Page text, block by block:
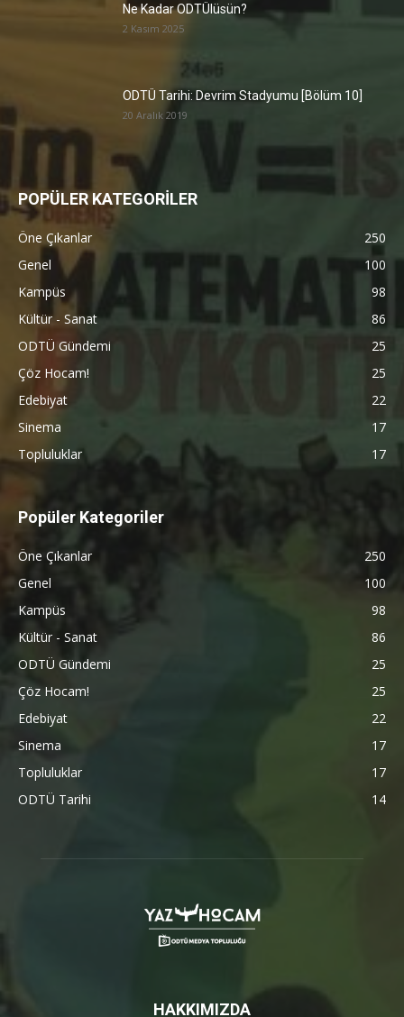
Ne Kadar ODTÜlüsün?
2 Kasım 2025
ODTÜ Tarihi: Devrim Stadyumu [Bölüm 10]
20 Aralık 2019
POPÜLER KATEGORİLER
Öne Çıkanlar
250
Genel
100
Kampüs
98
Kültür - Sanat
86
ODTÜ Gündemi
25
Çöz Hocam!
25
Edebiyat
22
Sinema
17
Topluluklar
17
Popüler Kategoriler
Öne Çıkanlar
250
Genel
100
Kampüs
98
Kültür - Sanat
86
ODTÜ Gündemi
25
Çöz Hocam!
25
Edebiyat
22
Sinema
17
Topluluklar
17
ODTÜ Tarihi
14
HAKKIMIZDA